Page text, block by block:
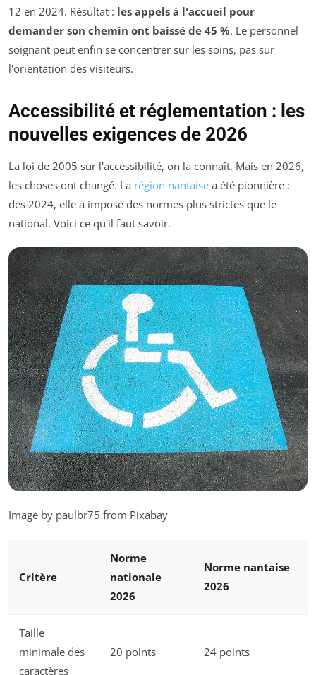
12 en 2024. Résultat : les appels à l'accueil pour
demander son chemin ont baissé de 45 %. Le personnel
soignant peut enfin se concentrer sur les soins, pas sur
l'orientation des visiteurs.
Accessibilité et réglementation : les
nouvelles exigences de 2026
La loi de 2005 sur l'accessibilité, on la connaît. Mais en 2026,
les choses ont changé. La région nantaise a été pionnière :
dès 2024, elle a imposé des normes plus strictes que le
national. Voici ce qu'il faut savoir.
Image by paulbr75 from Pixabay
Critère
Norme
nationale
2026
Norme nantaise
2026
Taille
minimale des
caractères
20 points 24 points